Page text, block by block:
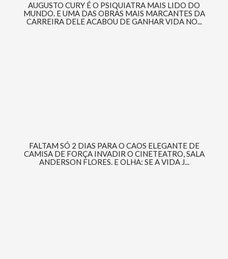
AUGUSTO CURY É O PSIQUIATRA MAIS LIDO DO
MUNDO. E UMA DAS OBRAS MAIS MARCANTES DA
CARREIRA DELE ACABOU DE GANHAR VIDA NO...
FALTAM SÓ 2 DIAS PARA O CAOS ELEGANTE DE
CAMISA DE FORÇA INVADIR O CINETEATRO, SALA
ANDERSON FLORES. E OLHA: SE A VIDA J...